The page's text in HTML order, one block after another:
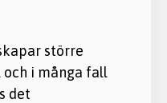
större
i många fall
det